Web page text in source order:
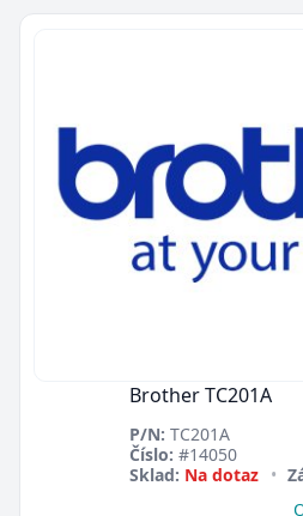
Brother TC201A
P/N: TC201A
Číslo: #14050
Sklad: Na dotaz •